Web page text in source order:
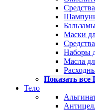
Маски
Наборы
Масла
Показать все
Тело